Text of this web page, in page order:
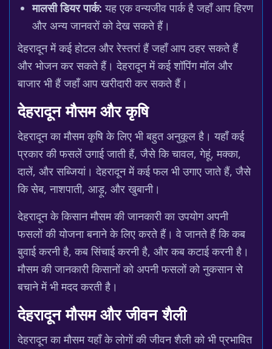
मालसी डियर पार्क: यह एक वन्यजीव पार्क है जहाँ आप हिरण
और अन्य जानवरों को देख सकते हैं।
देहरादून में कई होटल और रेस्तरां हैं जहाँ आप ठहर सकते हैं
और भोजन कर सकते हैं। देहरादून में कई शॉपिंग मॉल और
बाजार भी हैं जहाँ आप खरीदारी कर सकते हैं।
देहरादून मौसम और कृषि
देहरादून का मौसम कृषि के लिए भी बहुत अनुकूल है। यहाँ कई
प्रकार की फसलें उगाई जाती हैं, जैसे कि चावल, गेहूं, मक्का,
दालें, और सब्जियां। देहरादून में कई फल भी उगाए जाते हैं, जैसे
कि सेब, नाशपाती, आड़ू, और खुबानी।
देहरादून के किसान मौसम की जानकारी का उपयोग अपनी
फसलों की योजना बनाने के लिए करते हैं। वे जानते हैं कि कब
बुवाई करनी है, कब सिंचाई करनी है, और कब कटाई करनी है।
मौसम की जानकारी किसानों को अपनी फसलों को नुकसान से
बचाने में भी मदद करती है।
देहरादून मौसम और जीवन शैली
देहरादून का मौसम यहाँ के लोगों की जीवन शैली को भी प्रभावित